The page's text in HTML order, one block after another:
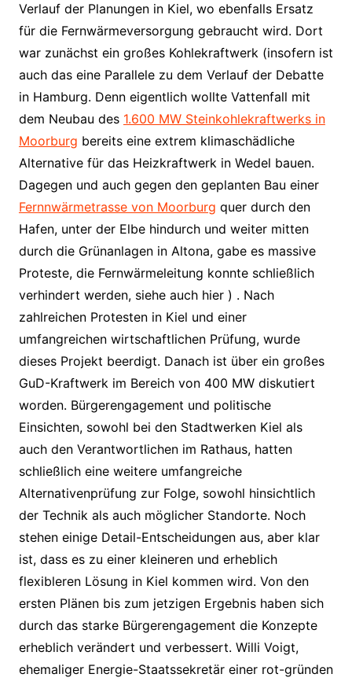
Verlauf der Planungen in Kiel, wo ebenfalls Ersatz
für die Fernwärmeversorgung gebraucht wird. Dort
war zunächst ein großes Kohlekraftwerk (insofern ist
auch das eine Parallele zu dem Verlauf der Debatte
in Hamburg. Denn eigentlich wollte Vattenfall mit
dem Neubau des 1.600 MW Steinkohlekraftwerks in
Moorburg bereits eine extrem klimaschädliche
Alternative für das Heizkraftwerk in Wedel bauen.
Dagegen und auch gegen den geplanten Bau einer
Fernnwärmetrasse von Moorburg quer durch den
Hafen, unter der Elbe hindurch und weiter mitten
durch die Grünanlagen in Altona, gabe es massive
Proteste, die Fernwärmeleitung konnte schließlich
verhindert werden, siehe auch hier ) . Nach
zahlreichen Protesten in Kiel und einer
umfangreichen wirtschaftlichen Prüfung, wurde
dieses Projekt beerdigt. Danach ist über ein großes
GuD-Kraftwerk im Bereich von 400 MW diskutiert
worden. Bürgerengagement und politische
Einsichten, sowohl bei den Stadtwerken Kiel als
auch den Verantwortlichen im Rathaus, hatten
schließlich eine weitere umfangreiche
Alternativenprüfung zur Folge, sowohl hinsichtlich
der Technik als auch möglicher Standorte. Noch
stehen einige Detail-Entscheidungen aus, aber klar
ist, dass es zu einer kleineren und erheblich
flexibleren Lösung in Kiel kommen wird. Von den
ersten Plänen bis zum jetzigen Ergebnis haben sich
durch das starke Bürgerengagement die Konzepte
erheblich verändert und verbessert. Willi Voigt,
ehemaliger Energie-Staatssekretär einer rot-gründen